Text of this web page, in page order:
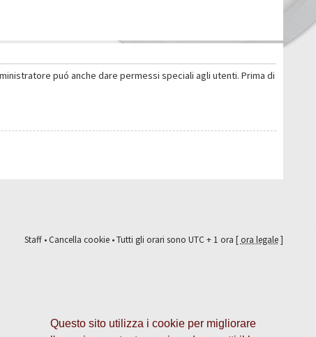
Questo sito utilizza i cookie per migliorare
puó anche dare permessi speciali agli utenti. Prima di
Staff•Cancella cookie• Tutti gli orari sono UTC + 1 ora [ora legale]